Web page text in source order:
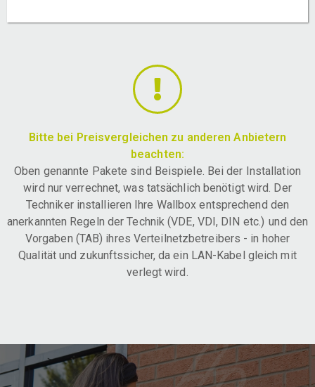
Bitte bei Preisvergleichen zu anderen Anbietern
beachten:
Oben genannte Pakete sind Beispiele. Bei der Installation
wird nur verrechnet, was tatsächlich benötigt wird. Der
Techniker installieren Ihre Wallbox entsprechend den
anerkannten Regeln der Technik (VDE, VDI, DIN etc.) und den
Vorgaben (TAB) ihres Verteilnetzbetreibers - in hoher
Qualität und zukunftssicher, da ein LAN-Kabel gleich mit
verlegt wird.